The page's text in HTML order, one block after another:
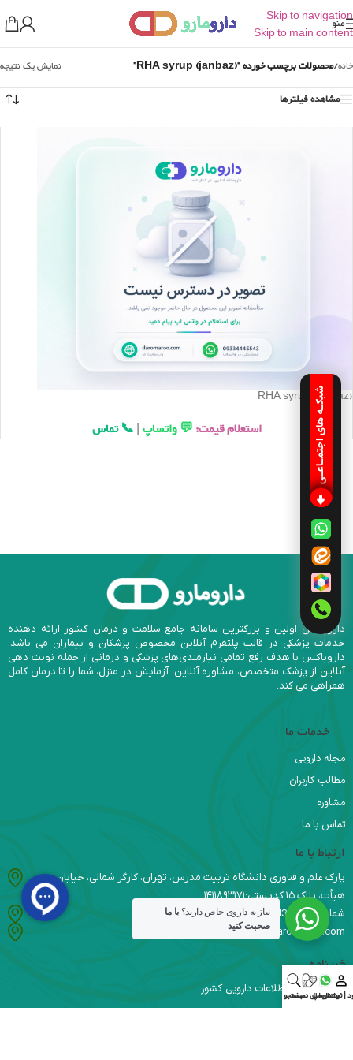
Skip to navigation
Skip to main content
منو
خانه/محصولات برچسب خورده “RHA syrup (janbaz)”
نمایش یک نتیجه
مشاهده فیلترها
RHA syrup (janbaz)
استعلام قیمت:💬 واتساپ|📞 تماس
داروباکس اولین و بزرگترین سامانه جامع سلامت و درمان کشور ارائه دهنده
خدمات پزشکی در قالب پلتفرم آنلاین مخصوص پزشکان و بیماران می باشد.
داروباکس با هدف رفع تمامی نیازمندی‌های پزشکی و درمانی از جمله نوبت دهی
آنلاین از پزشک متخصص، مشاوره آنلاین، آزمایش در منزل، شما را تا درمان کامل
همراهی می کند.
خدمات ما
مجله دارویی
مطالب کاربران
مشاوره
تماس با ما
ارتباط با ما
پارک علم و فناوری دانشگاه تربیت مدرس، تهران، کارگر شمالی، خیابان
هیأت، پلاک ۱۵ کدپستی:۱۴۱۱۸۹۳۱۷۱
شماره تماس :09336366543
info@daromaroo.com
خبرنامه
دریافت آخرین اطلاعات دارویی کشور
| ثبت‌نام
واتس اپ
ارسال نسخه
جستجو
نیاز به داروی خاص دارید؟ با ما
صحبت کنید
شبکـه های اجتمـاعـی